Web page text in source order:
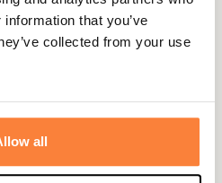
that you’ve
collected from your use
all
Barbour